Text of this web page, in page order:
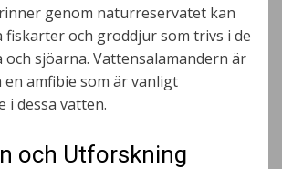
genom naturreservatet kan
fiskarter och groddjur som trivs i de
och sjöarna. Vattensalamandern är
en amfibie som är vanligt
i dessa vatten.
och Utforskning